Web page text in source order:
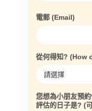
電郵 (Email)
從何得知? (How
您想為小朋友預
評估的日子是? (